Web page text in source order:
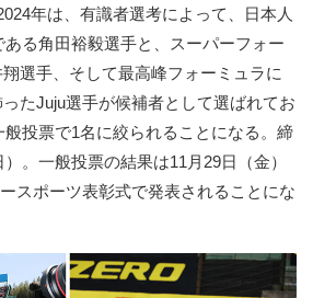
年は、有識者選考によって、日本人
る角田裕毅選手と、スーパーフォー
選手、そして最高峰フォーミュラに
たJuju選手が候補者として選ばれてお
般投票で1名に絞られることになる。締
。一般投票の結果は11月29日（金）
スポーツ表彰式で発表されることにな